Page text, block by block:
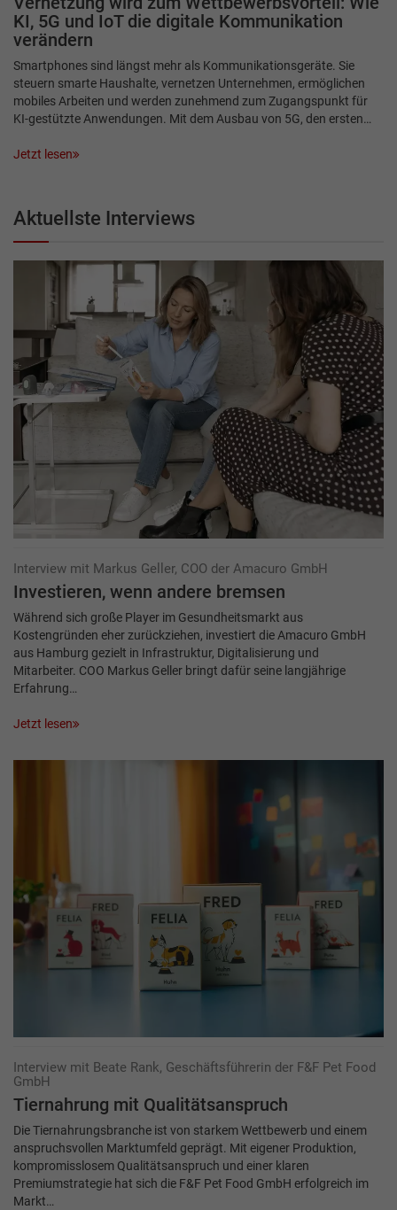
KI, 5G und IoT die digitale Kommunikation
verändern
Smartphones sind längst mehr als Kommunikationsgeräte. Sie
steuern smarte Haushalte, vernetzen Unternehmen, ermöglichen
mobiles Arbeiten und werden zunehmend zum Zugangspunkt für
KI-gestützte Anwendungen. Mit dem Ausbau von 5G, den ersten…
Jetzt lesen
Aktuellste Interviews
Interview mit Markus Geller, COO der Amacuro GmbH
Investieren, wenn andere bremsen
Während sich große Player im Gesundheitsmarkt aus
Kostengründen eher zurückziehen, investiert die Amacuro GmbH
aus Hamburg gezielt in Infrastruktur, Digitalisierung und
Mitarbeiter. COO Markus Geller bringt dafür seine langjährige
Erfahrung…
Jetzt lesen
Interview mit Beate Rank, Geschäftsführerin der F&F Pet Food
GmbH
Tiernahrung mit Qualitätsanspruch
Die Tiernahrungsbranche ist von starkem Wettbewerb und einem
anspruchsvollen Markt­umfeld geprägt. Mit eigener Produktion,
kompromisslosem Qualitätsanspruch und einer klaren
Premiumstrategie hat sich die F&F Pet Food GmbH erfolgreich im
Markt…